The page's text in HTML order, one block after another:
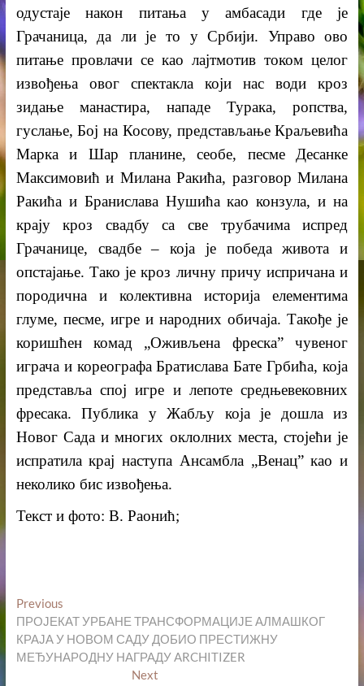
одустаје након питања у амбасади где је
Грачаница, да ли је то у Србији. Управо ово
питање провлачи се као лајтмотив током целог
извођења овог спектакла који нас води кроз
зидање манастира, нападе Турака, ропства,
гуслање, Бој на Косову, представљање Краљевића
Марка и Шар планине, сеобе, песме Десанке
Максимовић и Милана Ракића, разговор Милана
Ракића и Бранислава Нушића као конзула, и на
крају кроз свадбу са све трубачима испред
Грачанице, свадбе – која је победа живота и
опстајање. Тако је кроз личну причу испричана и
породична и колективна историја елементима
глуме, песме, игре и народних обичаја. Такође је
коришћен комад „Оживљена фреска” чувеног
играча и кореографа Братислава Бате Грбића, која
представља спој игре и лепоте средњевековних
фресака. Публика у Жабљу која је дошла из
Новог Сада и многих оклолних места, стојећи је
испратила крај наступа Ансамбла „Венац” као и
неколико бис извођења.
Текст и фото: В. Раонић;
Кретање
чланка
PreviousPrevious
post:
ПРОЈЕКАТ УРБАНЕ ТРАНСФОРМАЦИЈЕ АЛМАШКОГ
КРАЈА У НОВОМ САДУ ДОБИО ПРЕСТИЖНУ
МЕЂУНАРОДНУ НАГРАДУ ARCHITIZER
Next